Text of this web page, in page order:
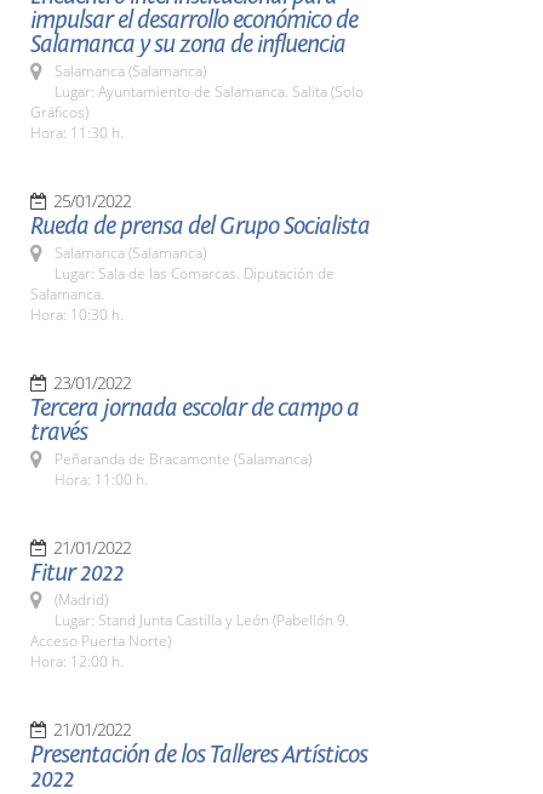
impulsar el desarrollo económico de
Salamanca y su zona de influencia
Salamanca (Salamanca)
Lugar: Ayuntamiento de Salamanca. Salita (Solo
Gráficos)
Hora: 11:30 h.
25/01/2022
Rueda de prensa del Grupo Socialista
Salamanca (Salamanca)
Lugar: Sala de las Comarcas. Diputación de
Salamanca.
Hora: 10:30 h.
23/01/2022
Tercera jornada escolar de campo a
través
Peñaranda de Bracamonte (Salamanca)
Hora: 11:00 h.
21/01/2022
Fitur 2022
(Madrid)
Lugar: Stand Junta Castilla y León (Pabellón 9.
Acceso Puerta Norte)
Hora: 12:00 h.
21/01/2022
Presentación de los Talleres Artísticos
2022